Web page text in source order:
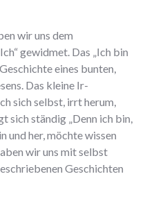
wir uns dem
gewidmet. Das „Ich bin
eines bunten,
Das kleine Ir-
sich selbst, irrt herum,
sich ständig „Denn ich bin,
und her, möchte wissen
wir uns mit selbst
Geschichten